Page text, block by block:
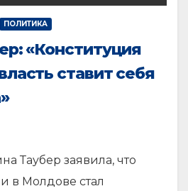
ПОЛИТИКА
«Конституция
ставит себя
Таубер заявила, что
в Молдове стал